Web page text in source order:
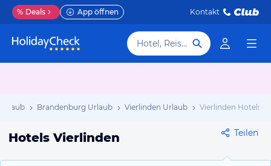
% Deals App öffnen Kontakt
Hotel, Reiseziel
Brandenburg Urlaub Vierlinden Urlaub Vierlinden Hotels
Hotels Vierlinden Teilen